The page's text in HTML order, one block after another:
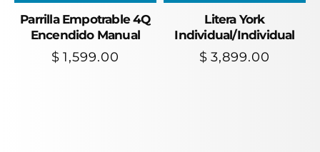
Parrilla Empotrable 4Q
Encendido Manual
$ 1,599.00
Litera York
Individual/Individual
$ 3,899.00